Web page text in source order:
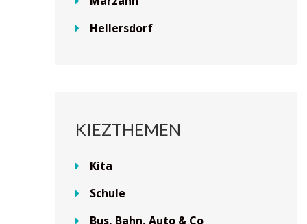
Hellersdorf
KIEZTHEMEN
Kita
Schule
Bus, Bahn, Auto & Co